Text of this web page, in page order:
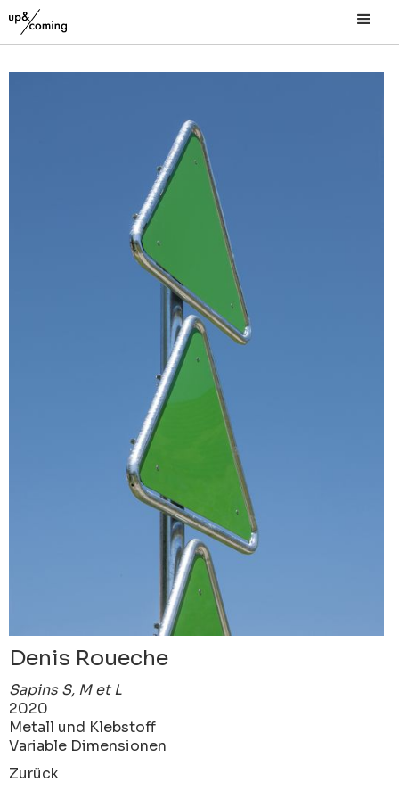
Denis Roueche
Sapins S, M et L
2020
Metall und Klebstoff
Variable Dimensionen
Zurück